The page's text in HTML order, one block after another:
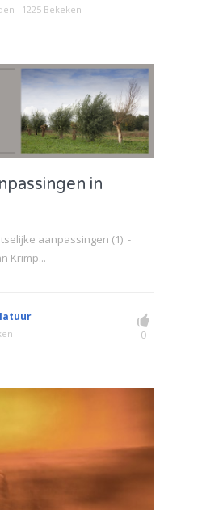
1225 Bekeken
in
aanpassingen (1) -
Krimp...
0